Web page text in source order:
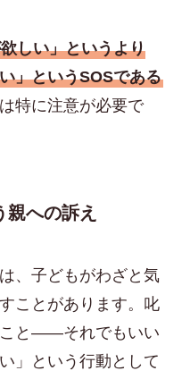
しい」というより
」というSOSである
特に注意が必要で
への訴え
、子どもがわざと気
ことがあります。叱
こと——それでもいい
」という行動として